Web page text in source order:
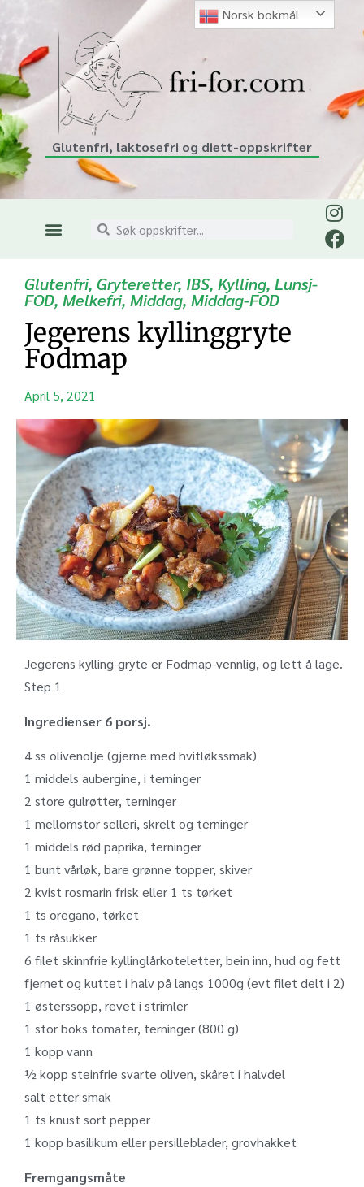
Glutenfri, laktosefri og diett-oppskrifter
Glutenfri, Gryteretter, IBS, Kylling, Lunsj-
FOD, Melkefri, Middag, Middag-FOD
Jegerens kyllinggryte
Fodmap
April 5, 2021
Jegerens kylling-gryte er Fodmap-vennlig, og lett å lage.
Step 1
Ingredienser 6 porsj.
4 ss olivenolje (gjerne med hvitløkssmak)
1 middels aubergine, i terninger
2 store gulrøtter, terninger
1 mellomstor selleri, skrelt og terninger
1 middels rød paprika, terninger
1 bunt vårløk, bare grønne topper, skiver
2 kvist rosmarin frisk eller 1 ts tørket
1 ts oregano, tørket
1 ts råsukker
6 filet skinnfrie kyllinglårkoteletter, bein inn, hud og fett
fjernet og kuttet i halv på langs 1000g (evt filet delt i 2)
1 østerssopp, revet i strimler
1 stor boks tomater, terninger (800 g)
1 kopp vann
½ kopp steinfrie svarte oliven, skåret i halvdel
salt etter smak
1 ts knust sort pepper
1 kopp basilikum eller persilleblader, grovhakket
Fremgangsmåte
Norsk bokmål